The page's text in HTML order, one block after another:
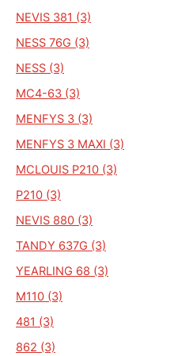
NEVIS 381 (3)
NESS 76G (3)
NESS (3)
MC4-63 (3)
MENFYS 3 (3)
MENFYS 3 MAXI (3)
MCLOUIS P210 (3)
P210 (3)
NEVIS 880 (3)
TANDY 637G (3)
YEARLING 68 (3)
M110 (3)
481 (3)
862 (3)